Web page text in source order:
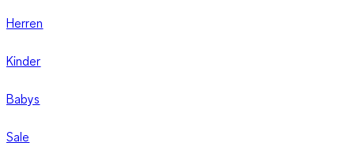
Herren
Kinder
Babys
Sale